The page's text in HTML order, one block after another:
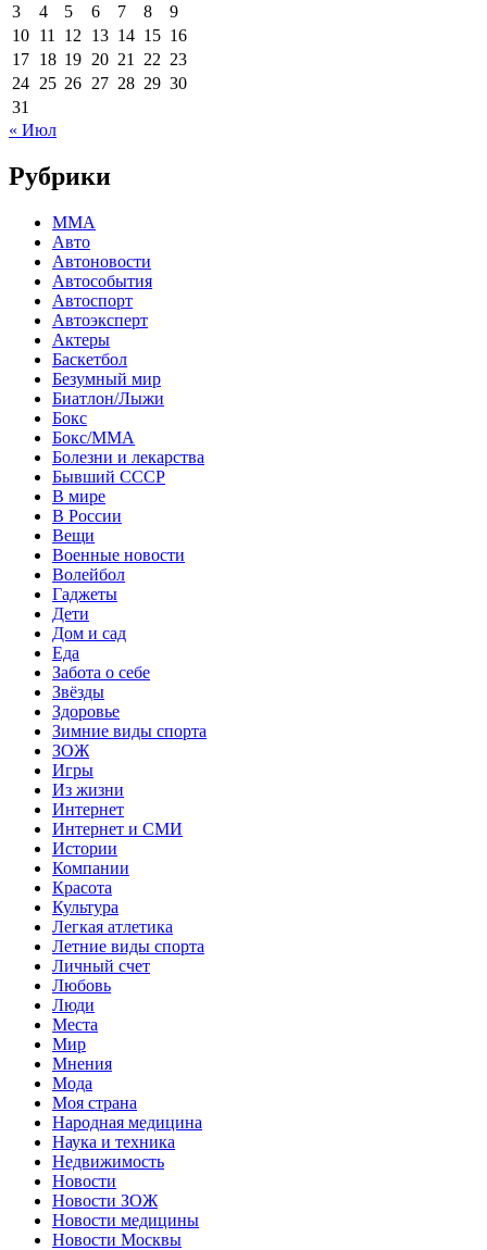
3
4 5 6 7 8
9
10 11 12 13 14 15 16
17 18 19 20 21 22 23
24 25 26 27 28 29 30
31
« Июл
Рубрики
MMA
Авто
Автоновости
Автособытия
Автоспорт
Автоэксперт
Актеры
Баскетбол
Безумный мир
Биатлон/Лыжи
Бокс
Бокс/MMA
Болезни и лекарства
Бывший СССР
В мире
В России
Вещи
Военные новости
Волейбол
Гаджеты
Дети
Дом и сад
Еда
Забота о себе
Звёзды
Здоровье
Зимние виды спорта
ЗОЖ
Игры
Из жизни
Интернет
Интернет и СМИ
Истории
Компании
Красота
Культура
Легкая атлетика
Летние виды спорта
Личный счет
Любовь
Люди
Места
Мир
Мнения
Мода
Моя страна
Народная медицина
Наука и техника
Недвижимость
Новости
Новости ЗОЖ
Новости медицины
Новости Москвы